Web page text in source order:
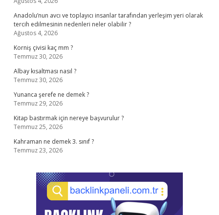
Anadolu’nun avcı ve toplayıcı insanlar tarafından yerleşim yeri olarak
tercih edilmesinin nedenleri neler olabilir ?
Ağustos 4, 2026
Korniş çivisi kaç mm ?
Temmuz 30, 2026
Albay kısaltması nasıl ?
Temmuz 30, 2026
Yunanca şerefe ne demek ?
Temmuz 29, 2026
Kitap bastırmak için nereye başvurulur ?
Temmuz 25, 2026
Kahraman ne demek 3. sınıf ?
Temmuz 23, 2026